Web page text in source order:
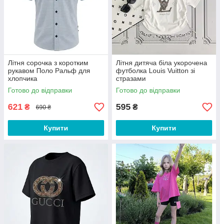
Літня сорочка з коротким
рукавом Поло Ральф для
хлопчика
Готово до відправки
621 ₴ 690 ₴
Купити
Літня дитяча біла укорочена
футболка Louis Vuitton зі
стразами
Готово до відправки
595 ₴
Купити